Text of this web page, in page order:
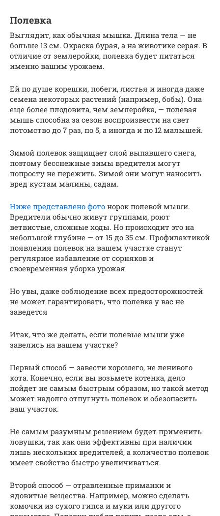
Полевка
Выглядит, как обычная мышка. Длина тела — не
больше 13 см. Окраска бурая, а на животике серая. В
отличие от землеройки, полевка будет питаться
именно вашим урожаем.
Ей по душе корешки, побеги, листья и иногда даже
семена некоторых растений (например, бобы). Она
еще более плодовита, чем землеройка, — полевая
мышь способна за сезон воспроизвести на свет
потомство до 7 раз, по 5, а иногда и по 12 малышей.
Зимой полевок защищает слой выпавшего снега,
поэтому бесснежные зимы вредители могут
попросту не пережить. Зимой они могут наносить
вред кустам малины, садам.
Ниже представлено фото норок полевой мыши.
Вредители обычно живут группами, роют
ветвистые, сложные ходы. Но происходит это на
небольшой глубине — от 15 до 35 см. Профилактикой
появления полевок на вашем участке станут
регулярное избавление от сорняков и
своевременная уборка урожая
Но увы, даже соблюдение всех предосторожностей
не может гарантировать, что полевка у вас не
заведется
Итак, что же делать, если полевые мыши уже
завелись на вашем участке?
Первый способ — завести хорошего, не ленивого
кота. Конечно, если вы возьмете котенка, дело
пойдет не самым быстрым образом, но такой метод
может надолго отпугнуть полевок и обезопасить
ваш участок.
Не самым разумным решением будет применить
ловушки, так как они эффективны при наличии
лишь нескольких вредителей, а количество полевок
имеет свойство быстро увеличиваться.
Второй способ — отравленные приманки и
ядовитые вещества. Например, можно сделать
комочки из сухого гипса и муки или другого